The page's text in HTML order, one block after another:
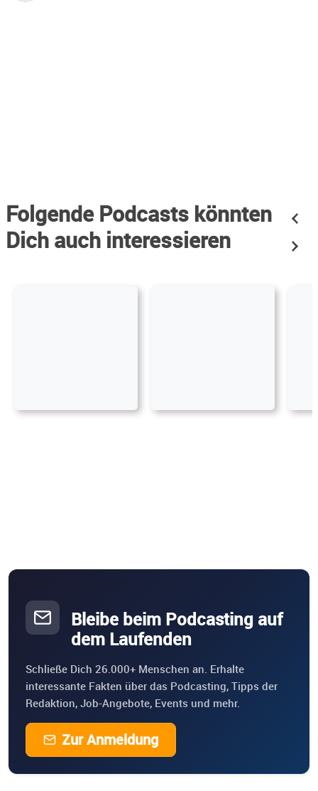
Folgende Podcasts könnten
Dich auch interessieren
Bleibe beim Podcasting auf
dem Laufenden
Schließe Dich 26.000+ Menschen an. Erhalte
interessante Fakten über das Podcasting, Tipps der
Redaktion, Job-Angebote, Events und mehr.
Zur Anmeldung